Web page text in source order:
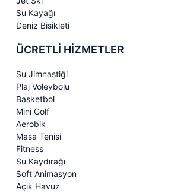
Su Kayağı
Deniz Bisikleti
ÜCRETLİ HİZMETLER
Su Jimnastiği
Plaj Voleybolu
Basketbol
Mini Golf
Aerobik
Masa Tenisi
Fitness
Su Kaydırağı
Soft Animasyon
Açık Havuz